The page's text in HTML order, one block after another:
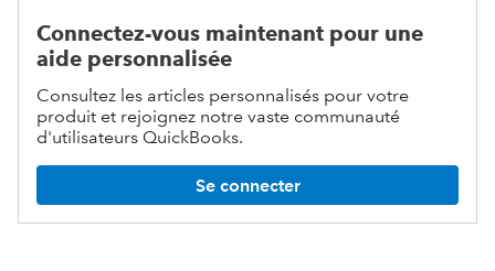
Connectez-vous maintenant pour une
aide personnalisée
Consultez les articles personnalisés pour votre
produit et rejoignez notre vaste communauté
d'utilisateurs QuickBooks.
Se connecter